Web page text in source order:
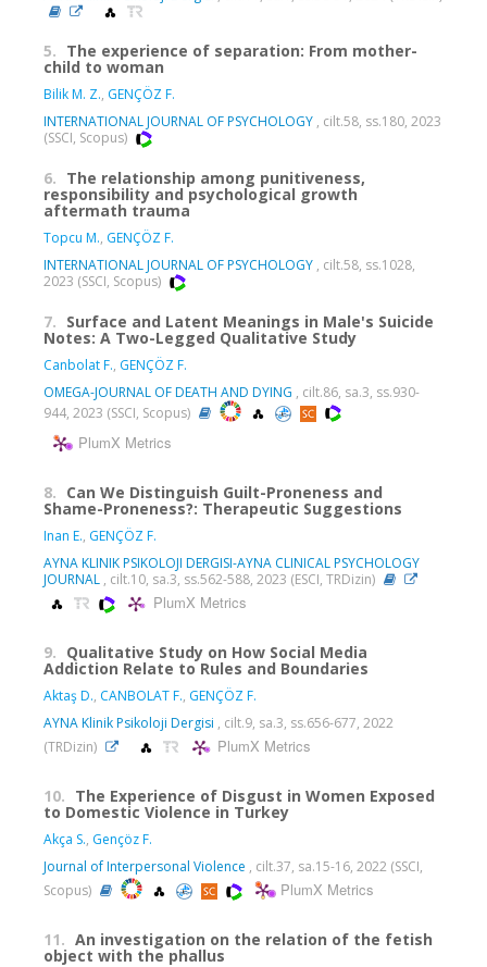
5. The experience of separation: From mother-
child to woman
Bilik M. Z., GENÇÖZ F.
INTERNATIONAL JOURNAL OF PSYCHOLOGY , cilt.58, ss.180, 2023
(SSCI, Scopus)
6. The relationship among punitiveness,
responsibility and psychological growth
aftermath trauma
Topcu M., GENÇÖZ F.
INTERNATIONAL JOURNAL OF PSYCHOLOGY , cilt.58, ss.1028,
2023 (SSCI, Scopus)
7. Surface and Latent Meanings in Male's Suicide
Notes: A Two-Legged Qualitative Study
Canbolat F., GENÇÖZ F.
OMEGA-JOURNAL OF DEATH AND DYING , cilt.86, sa.3, ss.930-
944, 2023 (SSCI, Scopus)
PlumX Metrics
8. Can We Distinguish Guilt-Proneness and
Shame-Proneness?: Therapeutic Suggestions
Inan E., GENÇÖZ F.
AYNA KLINIK PSIKOLOJI DERGISI-AYNA CLINICAL PSYCHOLOGY
JOURNAL , cilt.10, sa.3, ss.562-588, 2023 (ESCI, TRDizin)
PlumX Metrics
9. Qualitative Study on How Social Media
Addiction Relate to Rules and Boundaries
Aktaş D., CANBOLAT F., GENÇÖZ F.
AYNA Klinik Psikoloji Dergisi , cilt.9, sa.3, ss.656-677, 2022
(TRDizin)
PlumX Metrics
10. The Experience of Disgust in Women Exposed
to Domestic Violence in Turkey
Akça S., Gençöz F.
Journal of Interpersonal Violence , cilt.37, sa.15-16, 2022 (SSCI,
Scopus)
PlumX Metrics
11. An investigation on the relation of the fetish
object with the phallus